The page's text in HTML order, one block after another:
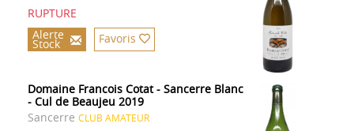
RUPTURE
Alerte
Stock Favoris
Domaine Francois Cotat - Sancerre Blanc
- Cul de Beaujeu 2019
Sancerre CLUB AMATEUR